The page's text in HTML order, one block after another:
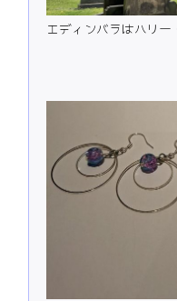
エディンバラはハリー